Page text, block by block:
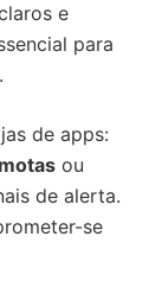
e
para
de apps:
ou
de alerta.
se